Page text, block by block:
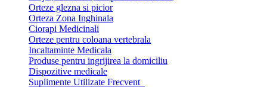
Orteze glezna si picior
Orteza Zona Inghinala
Ciorapi Medicinali
Orteze pentru coloana vertebrala
Incaltaminte Medicala
Produse pentru ingrijirea la domiciliu
Dispozitive medicale
Suplimente Utilizate Frecvent